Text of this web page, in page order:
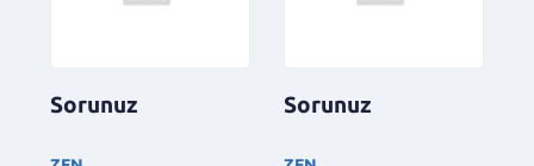
Sorunuz Sorunuz